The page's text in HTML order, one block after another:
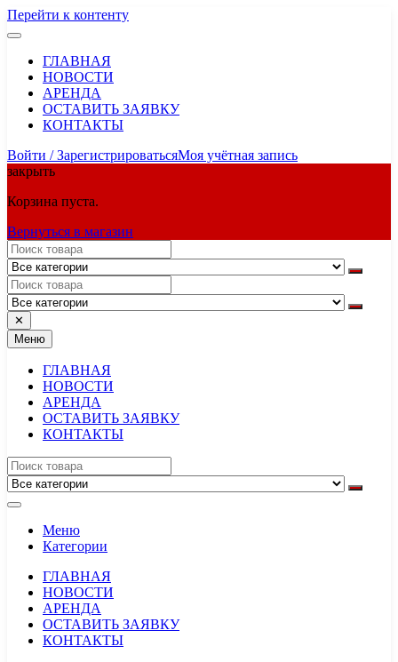
Перейти к контенту
ГЛАВНАЯ
НОВОСТИ
АРЕНДА
ОСТАВИТЬ ЗАЯВКУ
КОНТАКТЫ
Войти / ЗарегистрироватьсяМоя учётная запись
закрыть
Корзина пуста.
Вернуться в магазин
✕
Меню
ГЛАВНАЯ
НОВОСТИ
АРЕНДА
ОСТАВИТЬ ЗАЯВКУ
КОНТАКТЫ
Меню
Категории
ГЛАВНАЯ
НОВОСТИ
АРЕНДА
ОСТАВИТЬ ЗАЯВКУ
КОНТАКТЫ